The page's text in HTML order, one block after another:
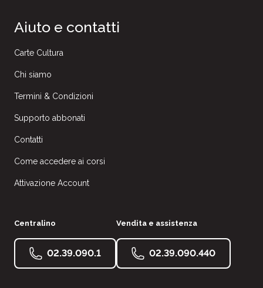
Aiuto e contatti
Carte Cultura
Chi siamo
Termini & Condizioni
Supporto abbonati
Contatti
Come accedere ai corsi
Attivazione Account
Centralino
02.39.090.1
Vendita e assistenza
02.39.090.440